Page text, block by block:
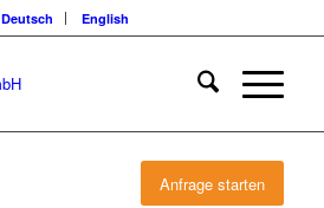
Deutsch English
Anfrage starten